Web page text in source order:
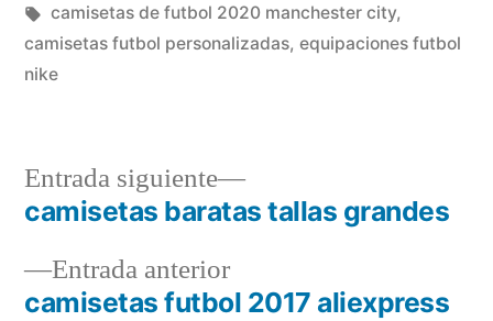
en
Etiquetas:
camisetas de futbol 2020 manchester city,
camisetas futbol personalizadas, equipaciones futbol
nike
Navegación
deEntrada anteriorEntrada
anterior:
camisetas futbol 2017 aliexpress
Entrada siguiente
Entrada
siguiente:
camisetas baratas tallas grandes